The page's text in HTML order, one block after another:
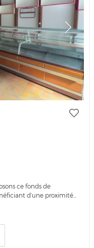
ce fonds de
d’une proximité...